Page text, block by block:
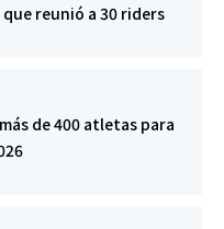
reunió a 30 riders
de 400 atletas para